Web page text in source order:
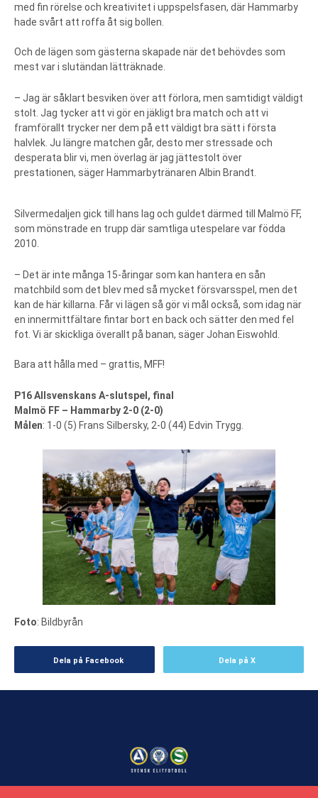
med fin rörelse och kreativitet i uppspelsfasen, där Hammarby
hade svårt att roffa åt sig bollen.
Och de lägen som gästerna skapade när det behövdes som
mest var i slutändan lätträknade.
– Jag är såklart besviken över att förlora, men samtidigt väldigt
stolt. Jag tycker att vi gör en jäkligt bra match och att vi
framförallt trycker ner dem på ett väldigt bra sätt i första
halvlek. Ju längre matchen går, desto mer stressade och
desperata blir vi, men överlag är jag jättestolt över
prestationen, säger Hammarbytränaren Albin Brandt.
Silvermedaljen gick till hans lag och guldet därmed till Malmö FF,
som mönstrade en trupp där samtliga utespelare var födda
2010.
– Det är inte många 15-åringar som kan hantera en sån
matchbild som det blev med så mycket försvarsspel, men det
kan de här killarna. Får vi lägen så gör vi mål också, som idag när
en innermittfältare fintar bort en back och sätter den med fel
fot. Vi är skickliga överallt på banan, säger Johan Eiswohld.
Bara att hålla med – grattis, MFF!
P16 Allsvenskans A-slutspel, final
Malmö FF – Hammarby 2-0 (2-0)
Målen: 1-0 (5) Frans Silbersky, 2-0 (44) Edvin Trygg.
Foto: Bildbyrån
Dela på Facebook Dela på X